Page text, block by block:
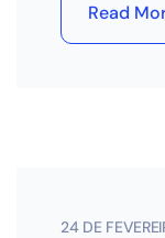
Read
24 DE